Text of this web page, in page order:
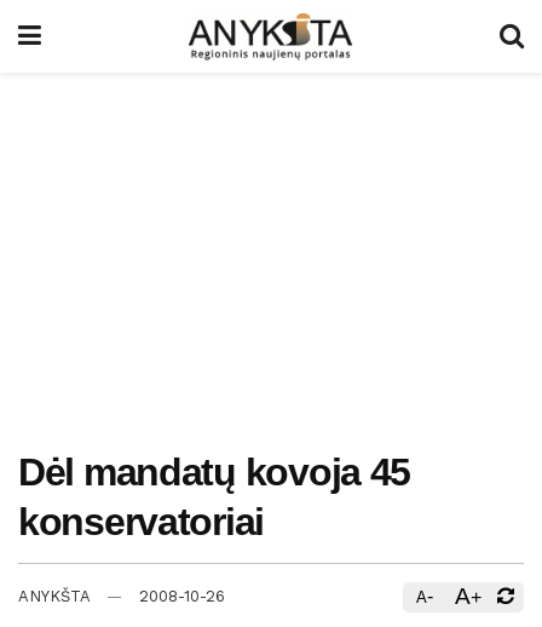
Dėl mandatų kovoja 45
konservatoriai
ANYKŠTA 2008-10-26 A- A+